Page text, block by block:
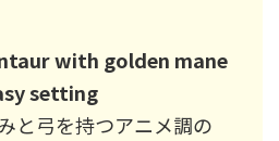
with golden mane
setting
と弓を持つアニメ調の